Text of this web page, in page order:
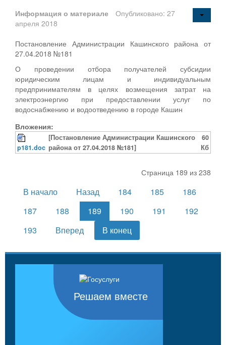
Информация о материале
Опубликовано: 27
апреля 2018
Постановление Администрации Кашинского района от
27.04.2018 №181
О проведении отбора получателей субсидии
юридическим лицам и индивидуальным
предпринимателям в целях возмещения затрат на
электроэнергию при предоставлении услуг по
водоснабжению и водоотведению в городе Кашин
Вложения:
p181.doc
[Постановление Администрации Кашинского
района от 27.04.2018 №181]
60
Кб
Страница 189 из 238
В начало Назад 184 185
186
187
188 189 190 191
192
193
Вперед В конец
Решаем вместе